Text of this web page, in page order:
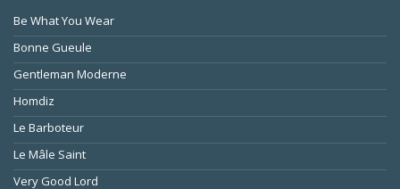
Be What You Wear
Bonne Gueule
Gentleman Moderne
Homdiz
Le Barboteur
Le Mâle Saint
Very Good Lord